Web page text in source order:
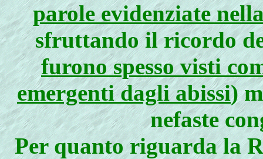
parole evidenziate
sfruttando il ricordo
furono spesso visti
emergenti dagli abissi)
nefaste
Per quanto riguarda la